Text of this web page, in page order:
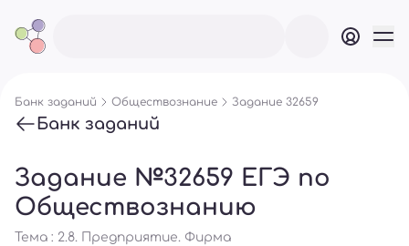
Банк заданий Обществознание Задание 32659
Банк заданий
Задание №32659 ЕГЭ по
Обществознанию
Тема : 2.8. Предприятие. Фирма